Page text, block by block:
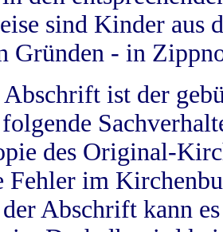
sind Kinder aus
Gründen - in
ist der
des Original-
Fehler im
Abschrift kann